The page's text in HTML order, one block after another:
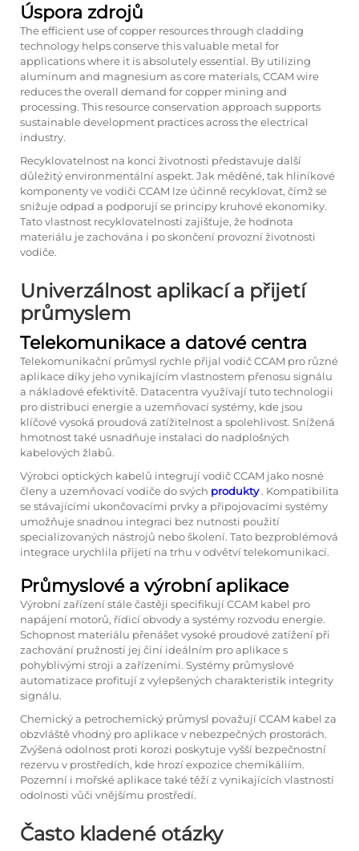
Úspora zdrojů
The efficient use of copper resources through cladding
technology helps conserve this valuable metal for
applications where it is absolutely essential. By utilizing
aluminum and magnesium as core materials, CCAM wire
reduces the overall demand for copper mining and
processing. This resource conservation approach supports
sustainable development practices across the electrical
industry.
Recyklovatelnost na konci životnosti představuje další
důležitý environmentální aspekt. Jak měděné, tak hliníkové
komponenty ve vodiči CCAM lze účinně recyklovat, čímž se
snižuje odpad a podporují se principy kruhové ekonomiky.
Tato vlastnost recyklovatelnosti zajišťuje, že hodnota
materiálu je zachována i po skončení provozní životnosti
vodiče.
Univerzálnost aplikací a přijetí
průmyslem
Telekomunikace a datové centra
Telekomunikační průmysl rychle přijal vodič CCAM pro různé
aplikace díky jeho vynikajícím vlastnostem přenosu signálu
a nákladové efektivitě. Datacentra využívají tuto technologii
pro distribuci energie a uzemňovací systémy, kde jsou
klíčové vysoká proudová zatížitelnost a spolehlivost. Snížená
hmotnost také usnadňuje instalaci do nadplošných
kabelových žlabů.
Výrobci optických kabelů integrují vodič CCAM jako nosné
členy a uzemňovací vodiče do svých produkty. Kompatibilita
se stávajícími ukončovacími prvky a připojovacími systémy
umožňuje snadnou integraci bez nutnosti použití
specializovaných nástrojů nebo školení. Tato bezproblémová
integrace urychlila přijetí na trhu v odvětví telekomunikací.
Průmyslové a výrobní aplikace
Výrobní zařízení stále častěji specifikují CCAM kabel pro
napájení motorů, řídicí obvody a systémy rozvodu energie.
Schopnost materiálu přenášet vysoké proudové zatížení při
zachování pružnosti jej činí ideálním pro aplikace s
pohyblivými stroji a zařízeními. Systémy průmyslové
automatizace profitují z vylepšených charakteristik integrity
signálu.
Chemický a petrochemický průmysl považují CCAM kabel za
obzvláště vhodný pro aplikace v nebezpečných prostorách.
Zvýšená odolnost proti korozi poskytuje vyšší bezpečnostní
rezervu v prostředích, kde hrozí expozice chemikáliím.
Pozemní i mořské aplikace také těží z vynikajících vlastností
odolnosti vůči vnějšímu prostředí.
Často kladené otázky